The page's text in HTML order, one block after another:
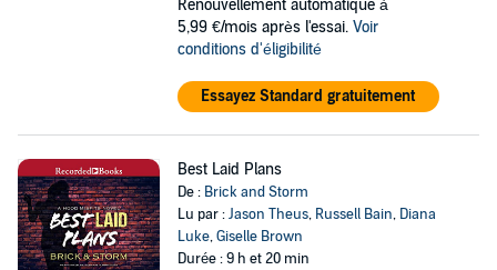
Renouvellement automatique à
5,99 €/mois après l'essai. Voir
conditions d'éligibilité
Essayez Standard gratuitement
Best Laid Plans
De : Brick and Storm
Lu par :Jason Theus, Russell Bain, Diana
Luke,Giselle Brown
Durée : 9 h et 20 min